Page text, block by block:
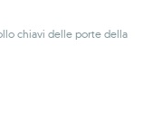
chiavi delle porte della